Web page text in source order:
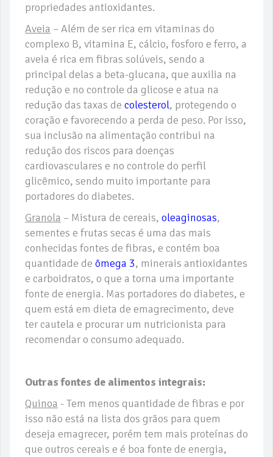
propriedades antioxidantes.
Aveia – Além de ser rica em vitaminas do
complexo B, vitamina E, cálcio, fosforo e ferro, a
aveia é rica em fibras solúveis, sendo a
principal delas a beta-glucana, que auxilia na
redução e no controle da glicose e atua na
redução das taxas de colesterol, protegendo o
coração e favorecendo a perda de peso. Por isso,
sua inclusão na alimentação contribui na
redução dos riscos para doenças
cardiovasculares e no controle do perfil
glicêmico, sendo muito importante para
portadores do diabetes.
Granola – Mistura de cereais, oleaginosas,
sementes e frutas secas é uma das mais
conhecidas fontes de fibras, e contém boa
quantidade de ômega 3, minerais antioxidantes
e carboidratos, o que a torna uma importante
fonte de energia. Mas portadores do diabetes, e
quem está em dieta de emagrecimento, deve
ter cautela e procurar um nutricionista para
recomendar o consumo adequado.
Outras fontes de alimentos integrais:
Quinoa - Tem menos quantidade de fibras e por
isso não está na lista dos grãos para quem
deseja emagrecer, porém tem mais proteínas do
que outros cereais e é boa fonte de energia,